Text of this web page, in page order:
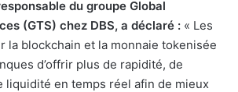
du groupe Global
(GTS) chez DBS, a déclaré : « Les
la blockchain et la monnaie tokenisée
d’offrir plus de rapidité, de
liquidité en temps réel afin de mieux